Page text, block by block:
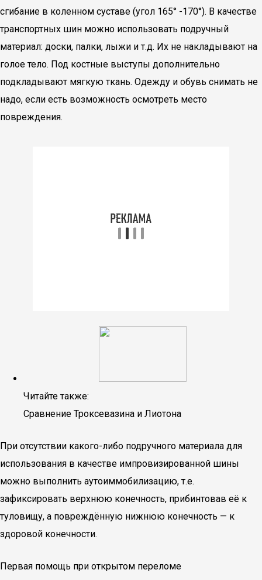
сгибание в коленном суставе (угол 165° -170°). В качестве
транспортных шин можно использовать подручный
материал: доски, палки, лыжи и т.д. Их не накладывают на
голое тело. Под костные выступы дополнительно
подкладывают мягкую ткань. Одежду и обувь снимать не
надо, если есть возможность осмотреть место
повреждения.
Читайте также:
Сравнение Троксевазина и Лиотона
При отсутствии какого-либо подручного материала для
использования в качестве импровизированной шины
можно выполнить аутоиммобилизацию, т.е.
зафиксировать верхнюю конечность, прибинтовав её к
туловищу, а повреждённую нижнюю конечность — к
здоровой конечности.
Первая помощь при открытом переломе